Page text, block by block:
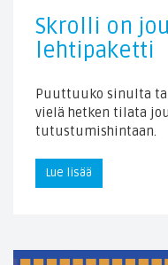
Skrolli on
lehtipaketti
Puuttuuko sinulta
vielä hetken tilata
tutustumishintaan.
Lue lisää